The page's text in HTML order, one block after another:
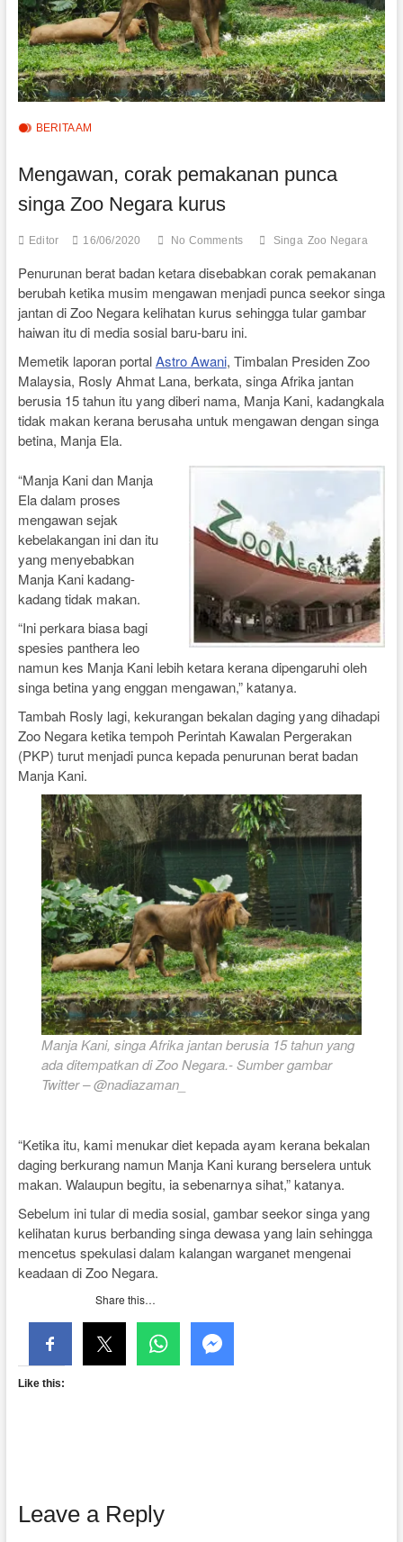
BERITA AM
Mengawan, corak pemakanan punca
singa Zoo Negara kurus
Editor 16/06/2020 No Comments Singa Zoo Negara
Penurunan berat badan ketara disebabkan corak pemakanan
berubah ketika musim mengawan menjadi punca seekor singa
jantan di Zoo Negara kelihatan kurus sehingga tular gambar
haiwan itu di media sosial baru-baru ini.
Memetik laporan portalAstro Awani, Timbalan Presiden Zoo
Malaysia, Rosly Ahmat Lana, berkata, singa Afrika jantan
berusia 15 tahun itu yang diberi nama, Manja Kani, kadangkala
tidak makan kerana berusaha untuk mengawan dengan singa
betina, Manja Ela.
“Manja Kani dan Manja
Ela dalam proses
mengawan sejak
kebelakangan ini dan itu
yang menyebabkan
Manja Kani kadang-
kadang tidak makan.
“Ini perkara biasa bagi
spesies panthera leo
namun kes Manja Kani lebih ketara kerana dipengaruhi oleh
singa betina yang enggan mengawan,” katanya.
Tambah Rosly lagi, kekurangan bekalan daging yang dihadapi
Zoo Negara ketika tempoh Perintah Kawalan Pergerakan
(PKP) turut menjadi punca kepada penurunan berat badan
Manja Kani.
Manja Kani, singa Afrika jantan berusia 15 tahun yang
ada ditempatkan di Zoo Negara.- Sumber gambar
Twitter – @nadiazaman_
“Ketika itu, kami menukar diet kepada ayam kerana bekalan
daging berkurang namun Manja Kani kurang berselera untuk
makan. Walaupun begitu, ia sebenarnya sihat,” katanya.
Sebelum ini tular di media sosial, gambar seekor singa yang
kelihatan kurus berbanding singa dewasa yang lain sehingga
mencetus spekulasi dalam kalangan warganet mengenai
keadaan di Zoo Negara.
Share this…
Like this:
Leave a Reply